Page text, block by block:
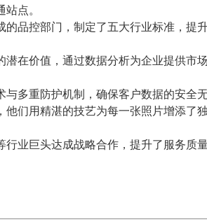
点。
的品控部门，制定了五大行业标准，提
潜在价值，通过数据分析为企业提供市
多重防护机制，确保客户数据的安全无
们用精湛的技艺为每一张照片增添了
行业巨头达成战略合作，提升了服务质